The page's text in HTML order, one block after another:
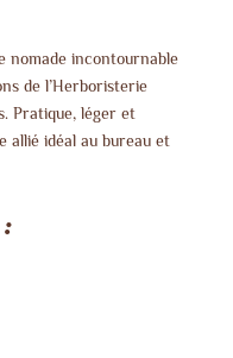
nomade incontournable
de l’Herboristerie
Pratique, léger et
allié idéal au bureau et